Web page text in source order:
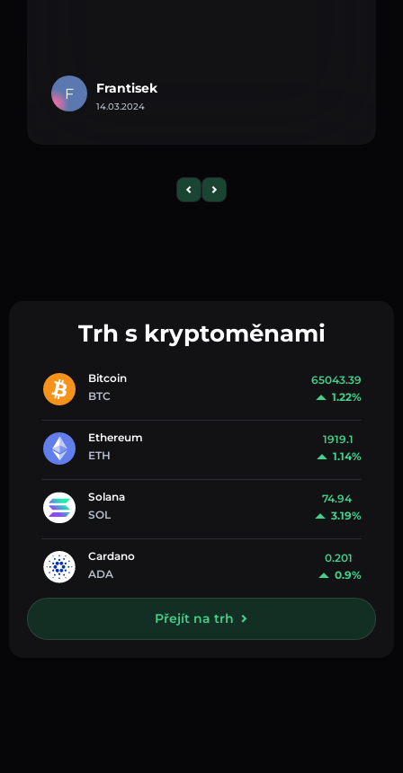
F Frantisek
14.03.2024
Trh s kryptoměnami
Bitcoin
BTC
65043.39
1.22%
Ethereum
ETH
1919.1
1.14%
Solana
SOL
74.94
3.19%
Cardano
ADA
0.201
0.9%
Přejít na trh